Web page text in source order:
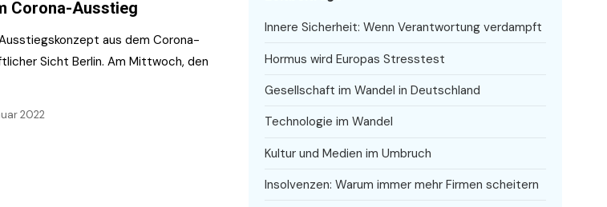
Corona-Ausstieg
aus dem Corona-
Sicht Berlin. Am Mittwoch, den
2022
Innere Sicherheit: Wenn Verantwortung verdampft
Hormus wird Europas Stresstest
Gesellschaft im Wandel in Deutschland
Technologie im Wandel
Kultur und Medien im Umbruch
Insolvenzen: Warum immer mehr Firmen scheitern